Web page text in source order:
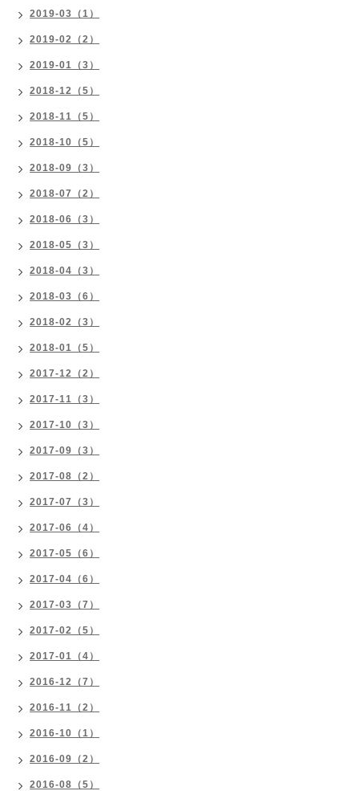
2019-03（1）
2019-02（2）
2019-01（3）
2018-12（5）
2018-11（5）
2018-10（5）
2018-09（3）
2018-07（2）
2018-06（3）
2018-05（3）
2018-04（3）
2018-03（6）
2018-02（3）
2018-01（5）
2017-12（2）
2017-11（3）
2017-10（3）
2017-09（3）
2017-08（2）
2017-07（3）
2017-06（4）
2017-05（6）
2017-04（6）
2017-03（7）
2017-02（5）
2017-01（4）
2016-12（7）
2016-11（2）
2016-10（1）
2016-09（2）
2016-08（5）